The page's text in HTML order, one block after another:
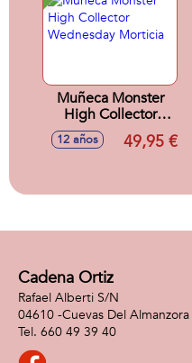
Muñeca Monster
High Collector
Wednesday
Morticia
12 años 49,95 €
Cadena Ortiz
Rafael Alberti S/N
04610 -Cuevas Del Almanzora
660 49 39 40